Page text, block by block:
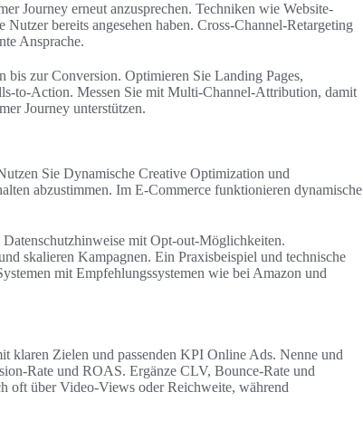
Journey erneut anzusprechen. Techniken wie Website-
bereits angesehen haben. Cross-Channel-Retargeting
Ansprache.
bis zur Conversion. Optimieren Sie Landing Pages,
to-Action. Messen Sie mit Multi-Channel-Attribution, damit
Journey unterstützen.
Sie Dynamische Creative Optimization und
abzustimmen. Im E‑Commerce funktionieren dynamische
mit Opt-out-Möglichkeiten.
skalieren Kampagnen. Ein Praxisbeispiel und technische
mit Empfehlungssystemen wie bei Amazon und
klaren Zielen und passenden KPI Online Ads. Nenne und
Rate und ROAS. Ergänze CLV, Bounce-Rate und
oft über Video-Views oder Reichweite, während